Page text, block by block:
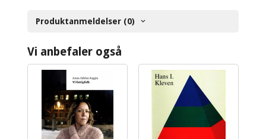
Produktanmeldelser (0)
Vi anbefaler også